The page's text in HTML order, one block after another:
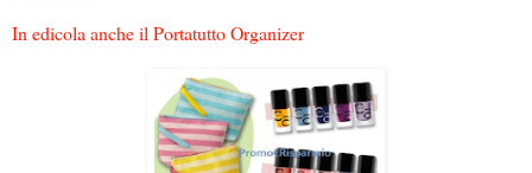
In edicola anche il Portatutto Organizer